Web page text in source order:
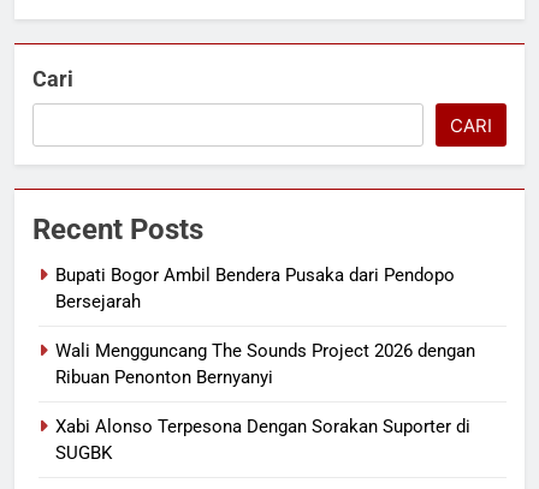
Cari
CARI
Recent Posts
Bupati Bogor Ambil Bendera Pusaka dari Pendopo
Bersejarah
Wali Mengguncang The Sounds Project 2026 dengan
Ribuan Penonton Bernyanyi
Xabi Alonso Terpesona Dengan Sorakan Suporter di
SUGBK